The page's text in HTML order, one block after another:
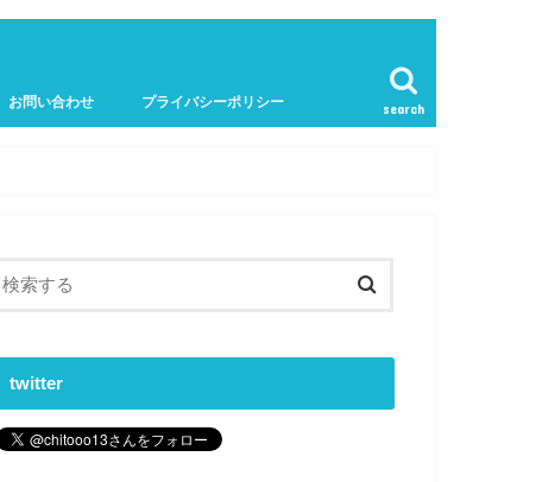
search
お問い合わせ プライバシーポリシー
twitter